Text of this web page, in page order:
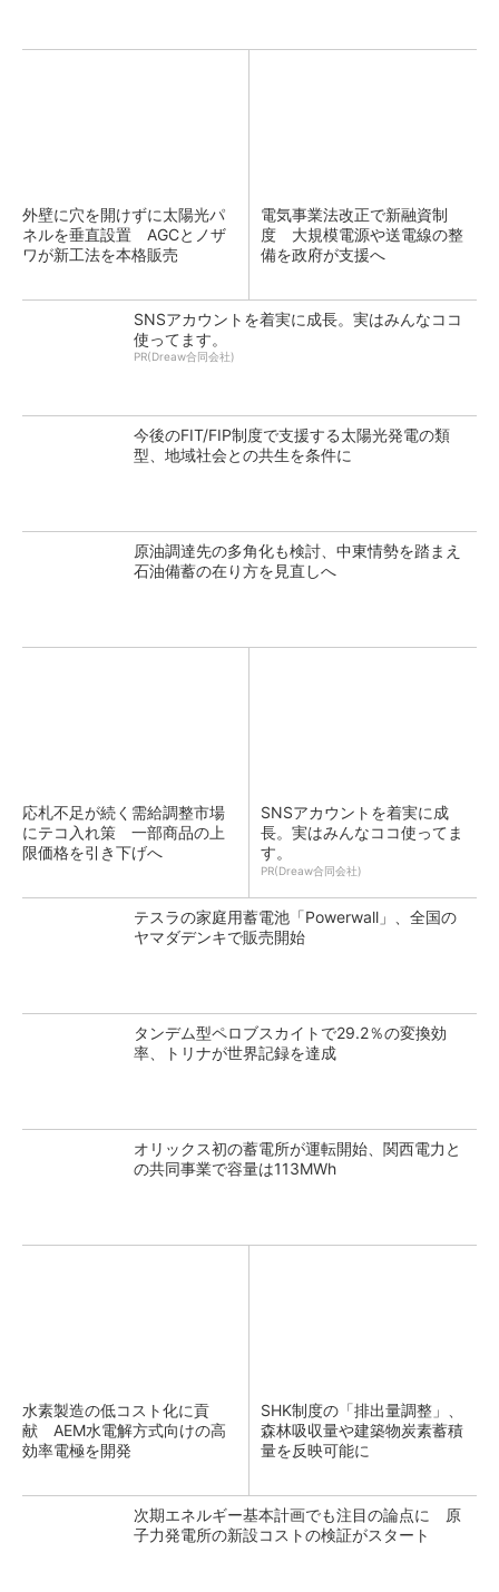
外壁に穴を開けずに太陽光パ
ネルを垂直設置 AGCとノザ
ワが新工法を本格販売
電気事業法改正で新融資制
度 大規模電源や送電線の整
備を政府が支援へ
SNSアカウントを着実に成長。実はみんなココ
使ってます。
PR(Dreaw合同会社)
今後のFIT/FIP制度で支援する太陽光発電の類
型、地域社会との共生を条件に
原油調達先の多角化も検討、中東情勢を踏まえ
石油備蓄の在り方を見直しへ
応札不足が続く需給調整市場
にテコ入れ策 一部商品の上
限価格を引き下げへ
SNSアカウントを着実に成
長。実はみんなココ使ってま
す。
PR(Dreaw合同会社)
テスラの家庭用蓄電池「Powerwall」、全国の
ヤマダデンキで販売開始
タンデム型ペロブスカイトで29.2％の変換効
率、トリナが世界記録を達成
オリックス初の蓄電所が運転開始、関西電力と
の共同事業で容量は113MWh
水素製造の低コスト化に貢
献 AEM水電解方式向けの高
効率電極を開発
SHK制度の「排出量調整」、
森林吸収量や建築物炭素蓄積
量を反映可能に
次期エネルギー基本計画でも注目の論点に 原
子力発電所の新設コストの検証がスタート